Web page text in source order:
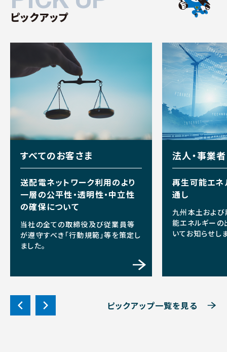
ピックアップ
ピックアップ一覧を見る
すべてのお客さま
送配電ネットワーク利用のより
一層の公平性・透明性・中立性
の確保について
当社の全ての取締役及び従業員等
が遵守すべき「行動規範」等を策定し
ました。
法人・事業
再生可能エ
通し
九州本土およ
能エネルギー
いてお知らせし